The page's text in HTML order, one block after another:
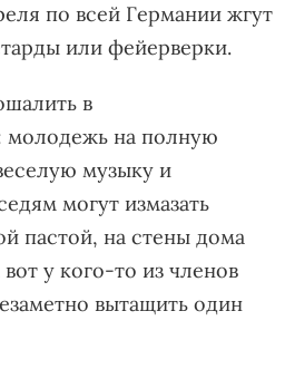
по всей Германии жгут
или фейерверки.
в
молодежь на полную
музыку и
могут измазать
пастой, на стены дома
у кого-то из членов
вытащить один